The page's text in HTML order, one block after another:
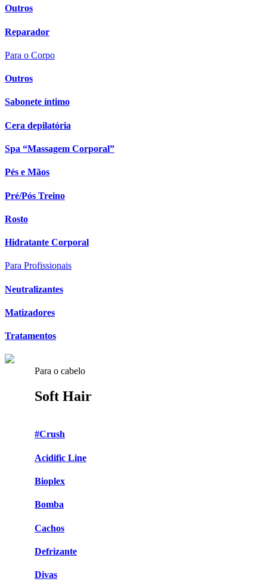
Outros
Reparador
Para o Corpo
Outros
Sabonete íntimo
Cera depilatória
Spa “Massagem Corporal”
Pés e Mãos
Pré/Pós Treino
Rosto
Hidratante Corporal
Para Profissionais
Neutralizantes
Matizadores
Tratamentos
Para o cabelo
Soft Hair
#Crush
Acidific Line
Bioplex
Bomba
Cachos
Defrizante
Divas